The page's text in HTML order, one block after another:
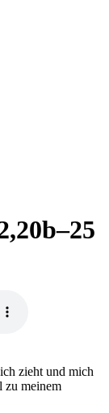
zieht und mich
zu meinem